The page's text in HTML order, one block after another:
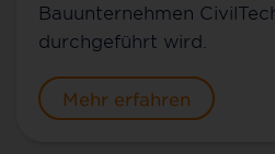
Bauunternehmen
durchgeführt wird.
Mehr erfahren